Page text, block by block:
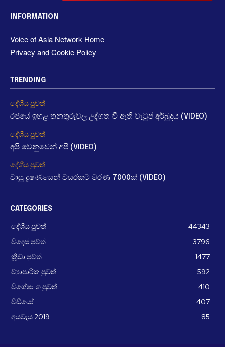
INFORMATION
Voice of Asia Network Home
Privacy and Cookie Policy
TRENDING
දේශීය පුවත්
රජයේ ඉහළ තනතුරුවල උද්ගත වී ඇති වැටුප් අර්බුදය (VIDEO)
දේශීය පුවත්
අපි වෙනුවෙන් අපි (VIDEO)
දේශීය පුවත්
වායු දූෂණයෙන් වසරකට මරණ 7000ක් (VIDEO)
CATEGORIES
දේශීය පුවත්
44343
විදෙස් පුවත්
3796
ක්‍රීඩා පුවත්
1477
ව්‍යාපාරික පුවත්
592
විශේෂාංග පුවත්
410
වීඩීයෝ
407
අයවැය 2019
85